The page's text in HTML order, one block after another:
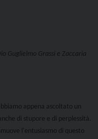
Guglielmo Grassi e Zaccaria
appena ascoltato un
di stupore e di perplessità.
l'entusiasmo di questo